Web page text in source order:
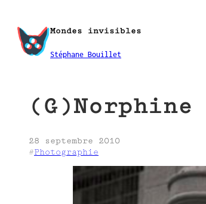
contenu
Mondes invisibles
Stéphane Bouillet
28 septembre 2010
#Photographie